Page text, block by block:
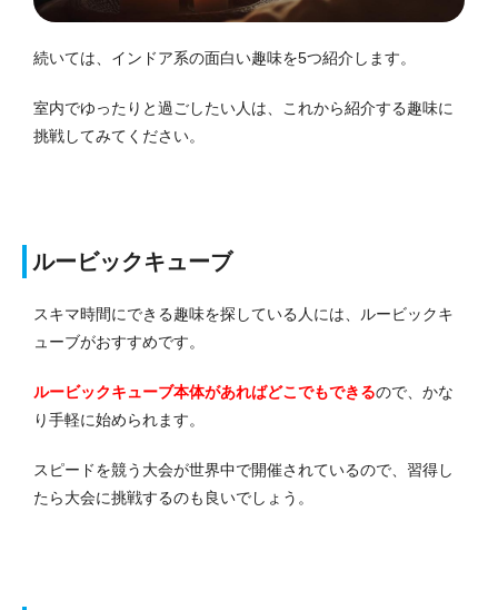
続いては、インドア系の面白い趣味を5つ紹介します。
室内でゆったりと過ごしたい人は、これから紹介する趣味に
挑戦してみてください。
ルービックキューブ
スキマ時間にできる趣味を探している人には、ルービックキ
ューブがおすすめです。
ルービックキューブ本体があればどこでもできるので、かな
り手軽に始められます。
スピードを競う大会が世界中で開催されているので、習得し
たら大会に挑戦するのも良いでしょう。